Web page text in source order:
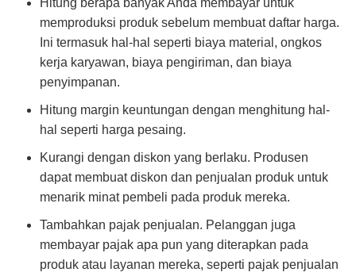
Hitung berapa banyak Anda membayar untuk
memproduksi produk sebelum membuat daftar harga.
Ini termasuk hal-hal seperti biaya material, ongkos
kerja karyawan, biaya pengiriman, dan biaya
penyimpanan.
Hitung margin keuntungan dengan menghitung hal-
hal seperti harga pesaing.
Kurangi dengan diskon yang berlaku. Produsen
dapat membuat diskon dan penjualan produk untuk
menarik minat pembeli pada produk mereka.
Tambahkan pajak penjualan. Pelanggan juga
membayar pajak apa pun yang diterapkan pada
produk atau layanan mereka, seperti pajak penjualan